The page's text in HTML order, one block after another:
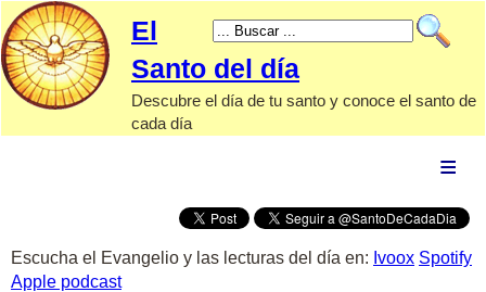
El
Santo del día
Descubre el día de tu santo y conoce el santo de
cada día
santoral
Escucha el Evangelio y las lecturas del día en: Ivoox Spotify
Apple podcast